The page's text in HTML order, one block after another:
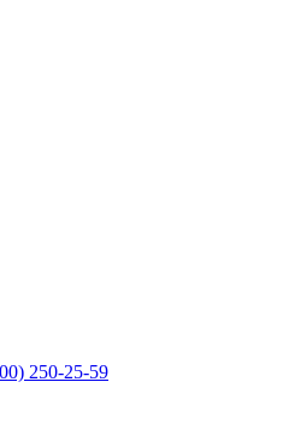
250-25-59